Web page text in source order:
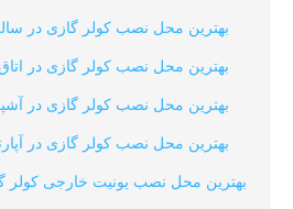
بهترین محل نصب کولر گازی در
بهترین محل نصب کولر گازی در
بهترین محل نصب کولر گازی در
بهترین محل نصب کولر گازی در
بهترین محل نصب یونیت خارجی کولر